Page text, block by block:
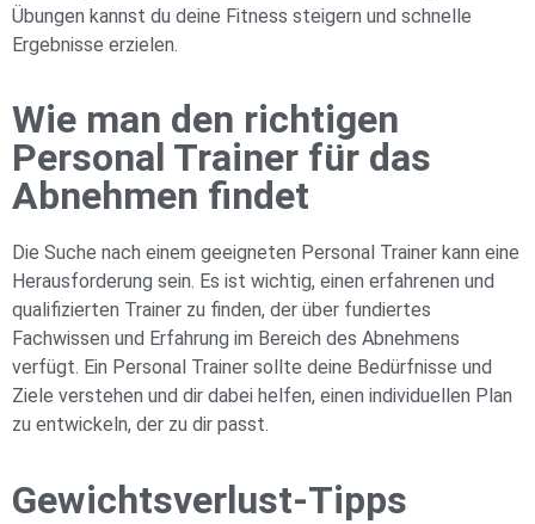
Übungen kannst du deine Fitness steigern und schnelle
Ergebnisse erzielen.
Wie man den richtigen
Personal Trainer für das
Abnehmen findet
Die Suche nach einem geeigneten Personal Trainer kann eine
Herausforderung sein. Es ist wichtig, einen erfahrenen und
qualifizierten Trainer zu finden, der über fundiertes
Fachwissen und Erfahrung im Bereich des Abnehmens
verfügt. Ein Personal Trainer sollte deine Bedürfnisse und
Ziele verstehen und dir dabei helfen, einen individuellen Plan
zu entwickeln, der zu dir passt.
Gewichtsverlust-Tipps